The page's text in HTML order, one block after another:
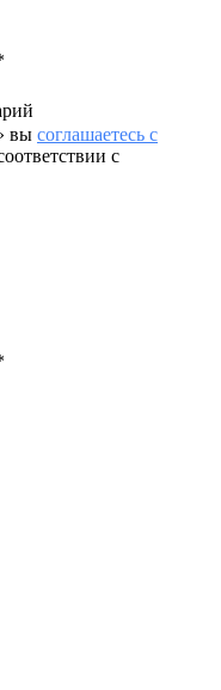
вы соглашаетесь с
с